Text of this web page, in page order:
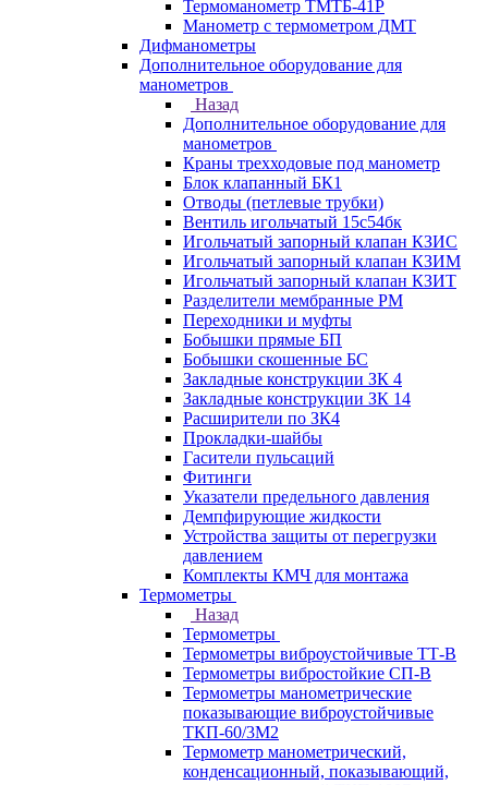
Термоманометр ТМТБ-41Р
Манометр с термометром ДМТ
Дифманометры
Дополнительное оборудование для
манометров
Назад
Дополнительное оборудование для
манометров
Краны трехходовые под манометр
Блок клапанный БК1
Отводы (петлевые трубки)
Вентиль игольчатый 15с54бк
Игольчатый запорный клапан КЗИС
Игольчатый запорный клапан КЗИМ
Игольчатый запорный клапан КЗИТ
Разделители мембранные РМ
Переходники и муфты
Бобышки прямые БП
Бобышки скошенные БС
Закладные конструкции ЗК 4
Закладные конструкции ЗК 14
Расширители по ЗК4
Прокладки-шайбы
Гасители пульсаций
Фитинги
Указатели предельного давления
Демпфирующие жидкости
Устройства защиты от перегрузки
давлением
Комплекты КМЧ для монтажа
Термометры
Назад
Термометры
Термометры виброустойчивые ТТ-В
Термометры вибростойкие СП-В
Термометры манометрические
показывающие виброустойчивые
ТКП-60/3М2
Термометр манометрический,
конденсационный, показывающий,